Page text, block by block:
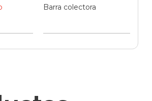
Barra colectora